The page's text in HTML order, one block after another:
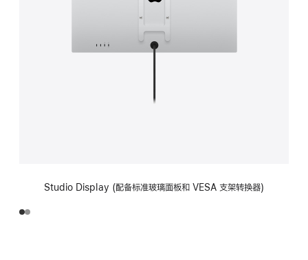
Studio Display (配备标准玻璃面板和 VESA 支架转换器)